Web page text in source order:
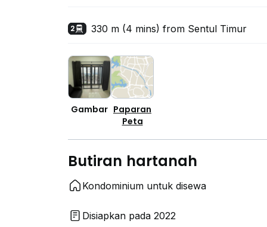
2 330 m (4 mins) from Sentul Timur
Gambar Paparan
Peta
Butiran hartanah
Kondominium untuk disewa
Disiapkan pada 2022